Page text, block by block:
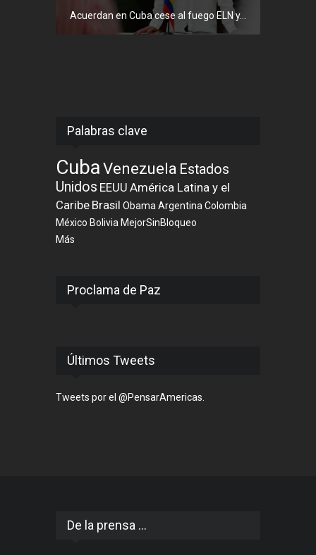
Acuerdan en Cuba cese al fuego ELN y...
Palabras clave
CubaVenezuela Estados
Unidos EEUU América Latina y el
Caribe Brasil Obama Argentina Colombia
México Bolivia MejorSinBloqueo
Más
Proclama de Paz
Últimos Tweets
Tweets por el @PensarAmericas.
De la prensa ...